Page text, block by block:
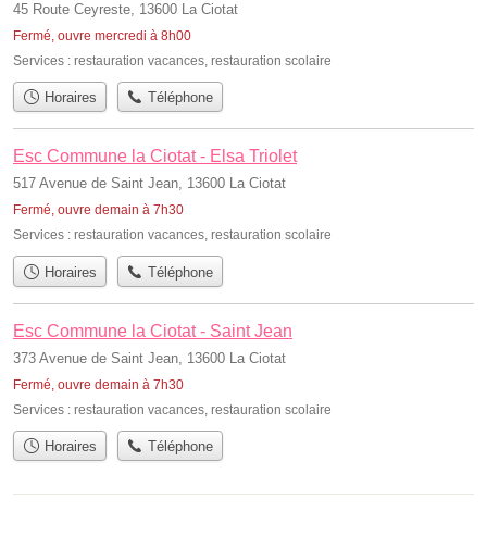
45 Route Ceyreste, 13600 La Ciotat
Fermé, ouvre mercredi à 8h00
Services : restauration vacances, restauration scolaire
Horaires Téléphone
Esc Commune la Ciotat - Elsa Triolet
517 Avenue de Saint Jean, 13600 La Ciotat
Fermé, ouvre demain à 7h30
Services : restauration vacances, restauration scolaire
Horaires Téléphone
Esc Commune la Ciotat - Saint Jean
373 Avenue de Saint Jean, 13600 La Ciotat
Fermé, ouvre demain à 7h30
Services : restauration vacances restauration scolaire
Horaires Téléphone